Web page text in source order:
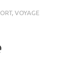
,VOYAGE